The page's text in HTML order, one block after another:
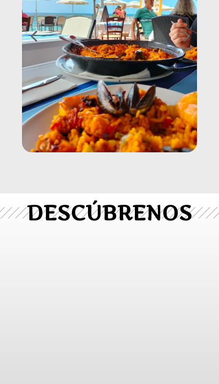
DESCÚBRENOS